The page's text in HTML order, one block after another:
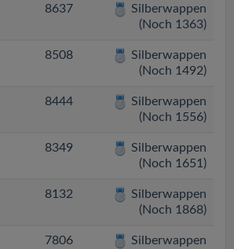
8637
Silberwappen
(Noch 1363)
8508
Silberwappen
(Noch 1492)
8444
Silberwappen
(Noch 1556)
8349
Silberwappen
(Noch 1651)
8132
Silberwappen
(Noch 1868)
7806
Silberwappen